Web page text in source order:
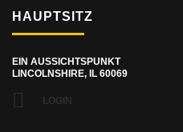
HAUPTSITZ
EIN AUSSICHTSPUNKT
LINCOLNSHIRE, IL 60069
LOGIN